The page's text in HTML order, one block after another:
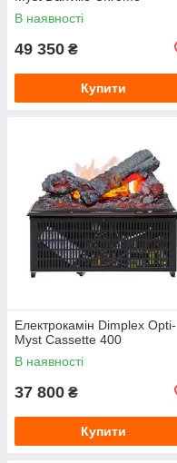
В наявності
49 350 ₴
Купити
Електрокамін Dimplex Opti-
Myst Cassette 400
В наявності
37 800 ₴
Купити